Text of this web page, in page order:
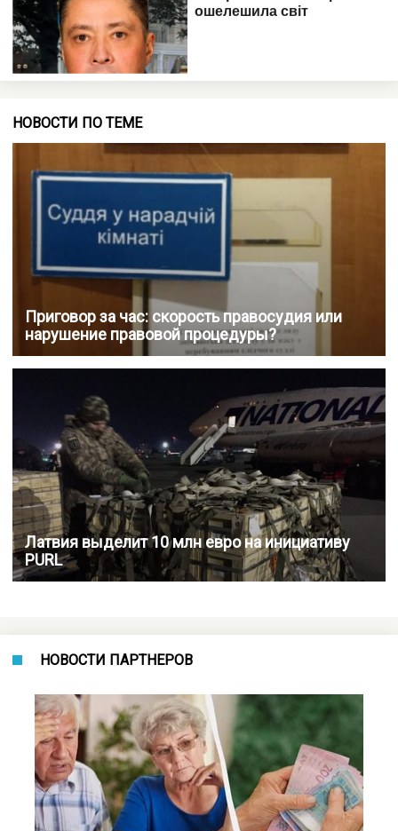
НОВОСТИ ПО ТЕМЕ
Приговор за час: скорость правосудия или
нарушение правовой процедуры?
Латвия выделит 10 млн евро на инициативу
PURL
НОВОСТИ ПАРТНЕРОВ